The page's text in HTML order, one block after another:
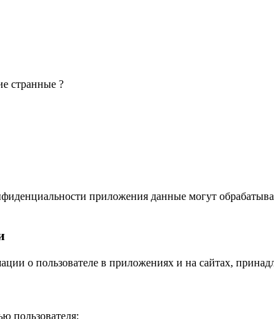
странные ?
приложения данные могут
о пользователе в приложениях и на сайтах,
пользователя: